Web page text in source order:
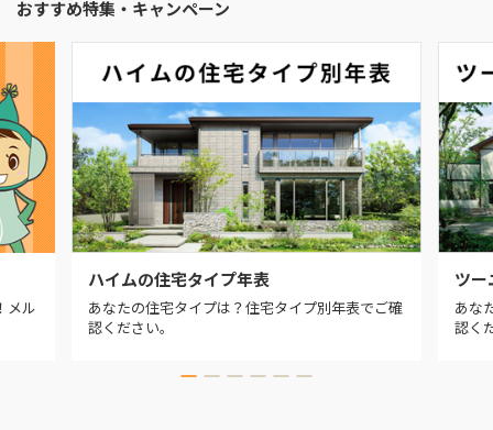
おすすめ特集・キャンペーン
メル
ハイムの住宅タイプ年表
あなたの住宅タイプは？住宅タイプ別年表でご確
認ください。
ツー
あな
認く